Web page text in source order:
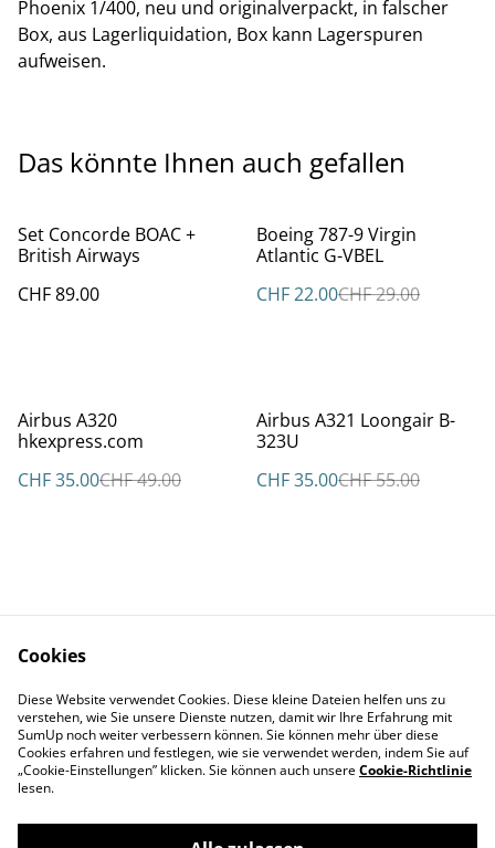
Phoenix 1/400, neu und originalverpackt, in falscher
Box, aus Lagerliquidation, Box kann Lagerspuren
aufweisen.
Das könnte Ihnen auch gefallen
Set Concorde BOAC +
British Airways
CHF 89.00
%
Boeing 787-9 Virgin
Atlantic G-VBEL
CHF 22.00CHF 29.00
%
Airbus A320
hkexpress.com
CHF 35.00CHF 49.00
%
Airbus A321 Loongair B-
323U
CHF 35.00CHF 55.00
Datenschutz
Cookie Policy
Impressum
Cookies
Diese Website verwendet Cookies. Diese kleine Dateien helfen uns zu
verstehen, wie Sie unsere Dienste nutzen, damit wir Ihre Erfahrung mit
SumUp noch weiter verbessern können. Sie können mehr über diese
Cookies erfahren und festlegen, wie sie verwendet werden, indem Sie auf
„Cookie-Einstellungen” klicken. Sie können auch unsereCookie-Richtlinie
lesen.